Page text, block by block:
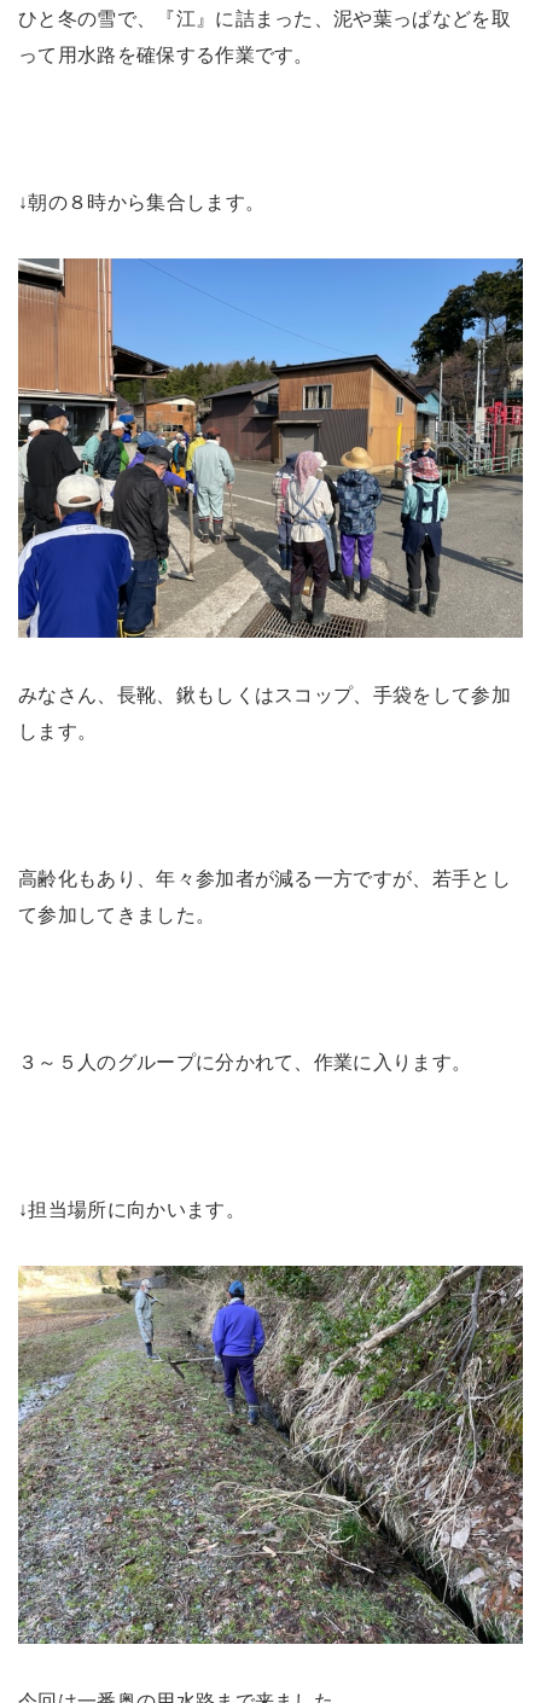
ひと冬の雪で、『江』に詰まった、泥や葉っぱなどを取
って用水路を確保する作業です。
↓朝の８時から集合します。
みなさん、長靴、鍬もしくはスコップ、手袋をして参加
します。
高齢化もあり、年々参加者が減る一方ですが、若手とし
て参加してきました。
３～５人のグループに分かれて、作業に入ります。
↓担当場所に向かいます。